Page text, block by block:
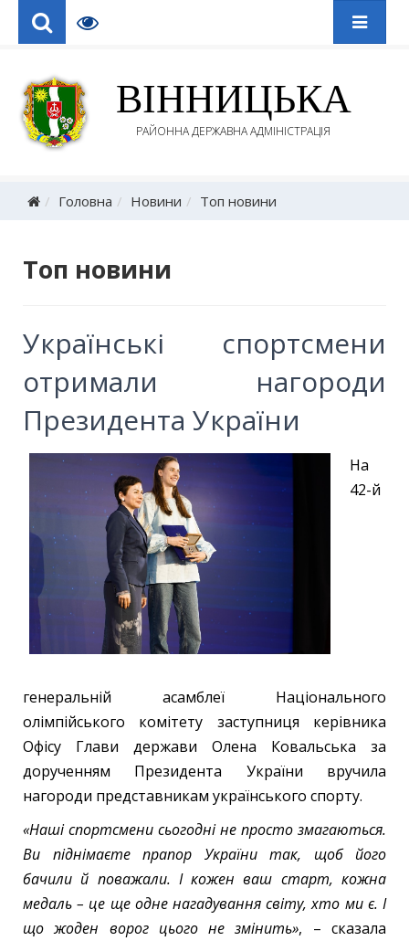
ВІННИЦЬКА
РАЙОННА ДЕРЖАВНА АДМІНІСТРАЦІЯ
Головна Новини Топ новини
Топ новини
Українські спортсмени
отримали нагороди
Президента України
На
42-й
генеральній асамблеї Національного
олімпійського комітету заступниця керівника
Офісу Глави держави Олена Ковальська за
дорученням Президента України вручила
нагороди представникам українського спорту.
«Наші спортсмени сьогодні не просто змагаються.
Ви піднімаєте прапор України так, щоб його
бачили й поважали. І кожен ваш старт, кожна
медаль – це ще одне нагадування світу, хто ми є. І
що жоден ворог цього не змінить», – сказала